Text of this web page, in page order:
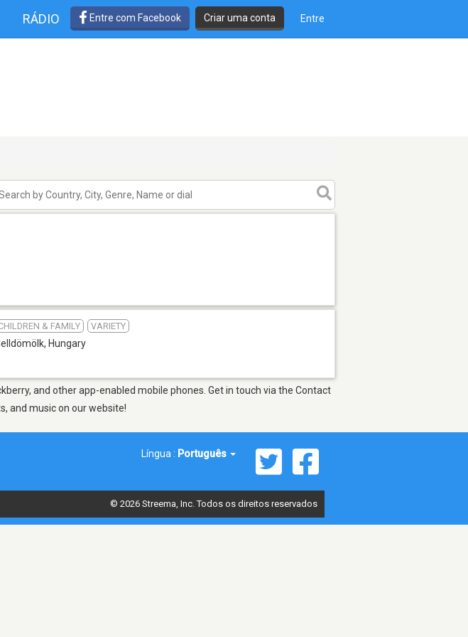
RÁDIO Entre com Facebook Criar uma conta Entre
& FAMILY VARIETY
, Hungary
and other app-enabled mobile phones. Get in touch via the Contact
and music on our website!
Língua : Português
© 2026 Streema, Inc. Todos os direitos reservados